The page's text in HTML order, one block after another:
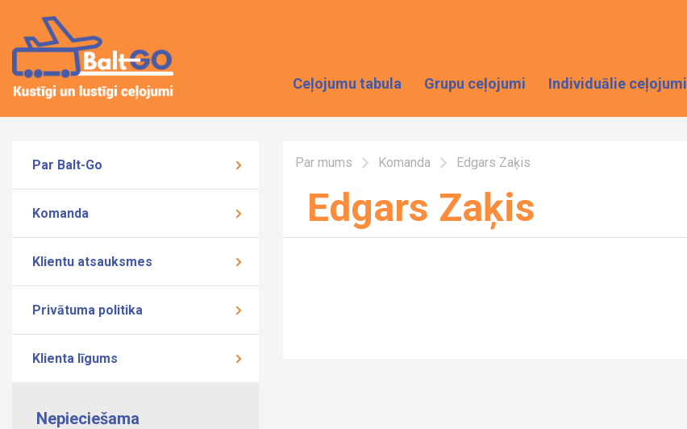
Ceļojumu tabula Grupu ceļojumi Individuālie ceļojumi
Par Balt-Go
Komanda
Klientu atsauksmes
Privātuma politika
Klienta līgums
Nepieciešama
Par mums Komanda Edgars Zaķis
Edgars Zaķis